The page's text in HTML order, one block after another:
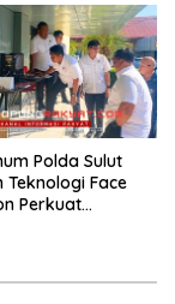
Polda Sulut
Teknologi Face
Perkuat